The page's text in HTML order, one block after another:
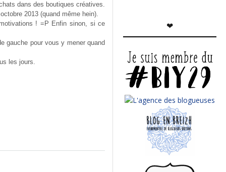
dans des boutiques créatives.
2013 (quand même hein).
! =P Enfin sinon, si ce
gauche pour vous y mener quand
les jours.
❤